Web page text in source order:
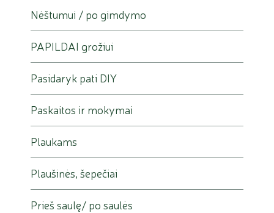
Nėštumui / po gimdymo
PAPILDAI grožiui
Pasidaryk pati DIY
Paskaitos ir mokymai
Plaukams
Plaušinės, šepečiai
Prieš saulę/ po saulės